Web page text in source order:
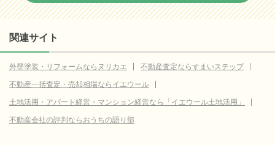
関連サイト
外壁塗装・リフォームならヌリカエ
不動産査定ならすまいステップ
不動産一括査定・売却相場ならイエウール
土地活用・アパート経営・マンション経営なら「イエウール土地活用」
不動産会社の評判ならおうちの語り部